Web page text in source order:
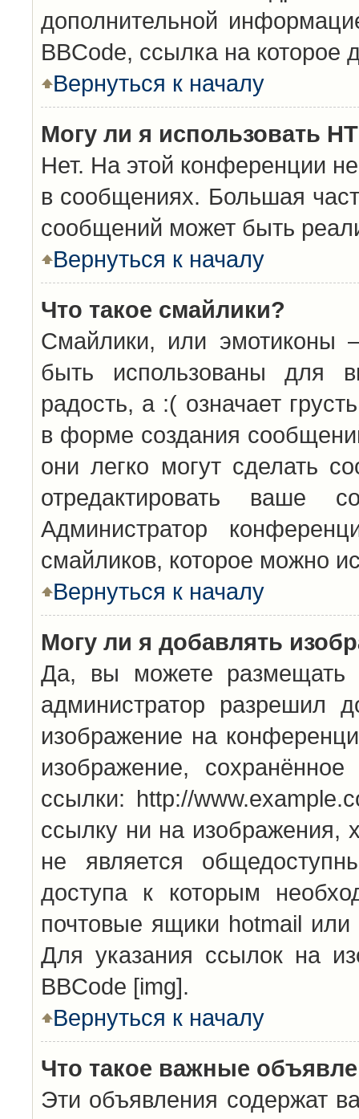
дополнительной
BBCode, ссылка на
Вернуться к началу
Могу ли я использовать
Нет. На этой конференции
в сообщениях. Большая
сообщений может быть
Вернуться к началу
Что такое смайлики?
Смайлики, или эмотиконы
быть использованы для
радость, а :( означает
в форме создания
они легко могут сделать
отредактировать ваше
Администратор
смайликов, которое можно
Вернуться к началу
Могу ли я добавлять
Да, вы можете размещать
администратор разрешил
изображение на
изображение,
ссылки: http://
ссылку ни на
не является
доступа к которым
почтовые ящики hotmail
Для указания ссылок на
BBCode [img].
Вернуться к началу
Что такое важные
Эти объявления содержат